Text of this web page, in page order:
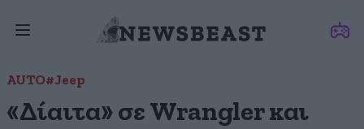
AUTO#Jeep
«Δίαιτα» σε Wrangler και